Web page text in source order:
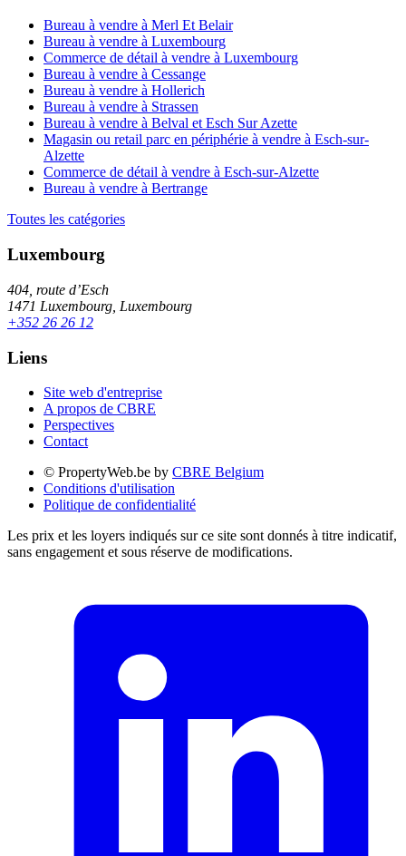
Bureau à vendre à Merl Et Belair
Bureau à vendre à Luxembourg
Commerce de détail à vendre à Luxembourg
Bureau à vendre à Cessange
Bureau à vendre à Hollerich
Bureau à vendre à Strassen
Bureau à vendre à Belval et Esch Sur Azette
Magasin ou retail parc en périphérie à vendre à Esch-sur-
Alzette
Commerce de détail à vendre à Esch-sur-Alzette
Bureau à vendre à Bertrange
Toutes les catégories
Luxembourg
404, route d’Esch
1471 Luxembourg, Luxembourg
+352 26 26 12
Liens
Site web d'entreprise
A propos de CBRE
Perspectives
Contact
© PropertyWeb.be by CBRE Belgium
Conditions d'utilisation
Politique de confidentialité
Les prix et les loyers indiqués sur ce site sont donnés à titre indicatif,
sans engagement et sous réserve de modifications.